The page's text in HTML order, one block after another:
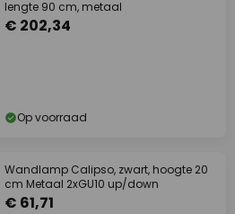
lengte 90 cm, metaal
€ 202,34
Op voorraad
Wandlamp Calipso, zwart, hoogte 20
cm Metaal 2xGU10 up/down
€ 61,71